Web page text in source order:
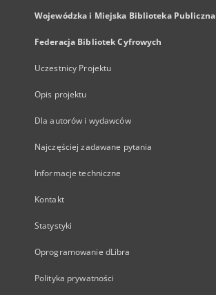
Wojewódzka i Miejska Biblioteka Publiczna
Federacja Bibliotek Cyfrowych
Uczestnicy Projektu
Opis projektu
Dla autorów i wydawców
Najczęściej zadawane pytania
Informacje techniczne
Kontakt
Statystyki
Oprogramowanie dLibra
Polityka prywatności